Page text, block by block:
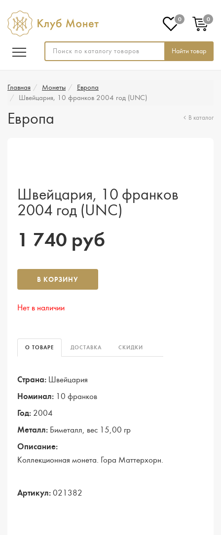
Найти товар
0 0
Главная Монеты
Европа
Швейцария, 10 франков 2004 год (UNC)
Европа В каталог
Швейцария, 10 франков
2004 год (UNC)
1 740 руб
В КОРЗИНУ
Нет в наличии
О ТОВАРЕ ДОСТАВКА СКИДКИ
Страна: Швейцария
Номинал: 10 франков
Год: 2004
Металл: Биметалл, вес 15,00 гр
Описание:
Коллекционная монета. Гора Маттерхорн.
Артикул: 021382